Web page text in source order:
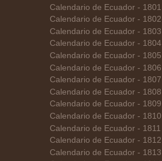
Calendario de Ecuador - 1801
Calendario de Ecuador - 1802
Calendario de Ecuador - 1803
Calendario de Ecuador - 1804
Calendario de Ecuador - 1805
Calendario de Ecuador - 1806
Calendario de Ecuador - 1807
Calendario de Ecuador - 1808
Calendario de Ecuador - 1809
Calendario de Ecuador - 1810
Calendario de Ecuador - 1811
Calendario de Ecuador - 1812
Calendario de Ecuador - 1813